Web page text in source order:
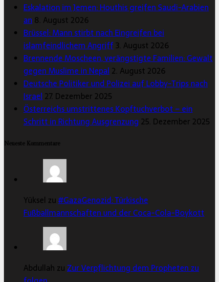
Eskalation im Jemen: Houthis greifen Saudi-Arabien
an 8. August 2026
Brüssel: Mann stirbt nach Eingreifen bei
islamfeindlichem Angriff3. August 2026
Brennende Moscheen, verängstigte Familien: Gewalt
gegen Muslime in Nepal 2. August 2026
Deutsche Politiker und Polizei auf Lobby-Trips nach
Israel 27. Dezember 2025
Österreichs umstrittenes Kopftuchverbot – ein
Schritt in Richtung Ausgrenzung 25. Dezember 2025
Neueste Kommentare
Yüksel zu#GazaGenozid: Türkische
Fußballmannschaften und der Coca-Cola-Boykott
Abdullah zu Zur Verpflichtung dem Propheten zu